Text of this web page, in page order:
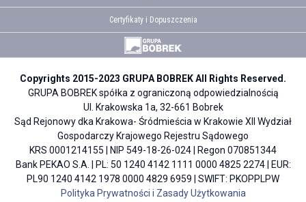
Certyfikaty i Dopuszczenia
Copyrights 2015-2023 GRUPA BOBREK All Rights Reserved.
GRUPA BOBREK spółka z ograniczoną odpowiedzialnością
Ul. Krakowska 1a, 32-661 Bobrek
Sąd Rejonowy dka Krakowa- Śródmieścia w Krakowie XII Wydział
Gospodarczy Krajowego Rejestru Sądowego
KRS 0001214155 | NIP 549-18-26-024 | Regon 070851344
Bank PEKAO S.A. | PL: 50 1240 4142 1111 0000 4825 2274 | EUR:
PL90 1240 4142 1978 0000 4829 6959 | SWIFT: PKOPPLPW
Polityka Prywatności i Zasady Użytkowania